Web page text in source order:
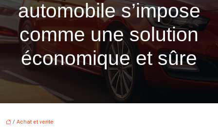
automobile s’impose
comme une solution
économique et sûre
/ Achat et vente